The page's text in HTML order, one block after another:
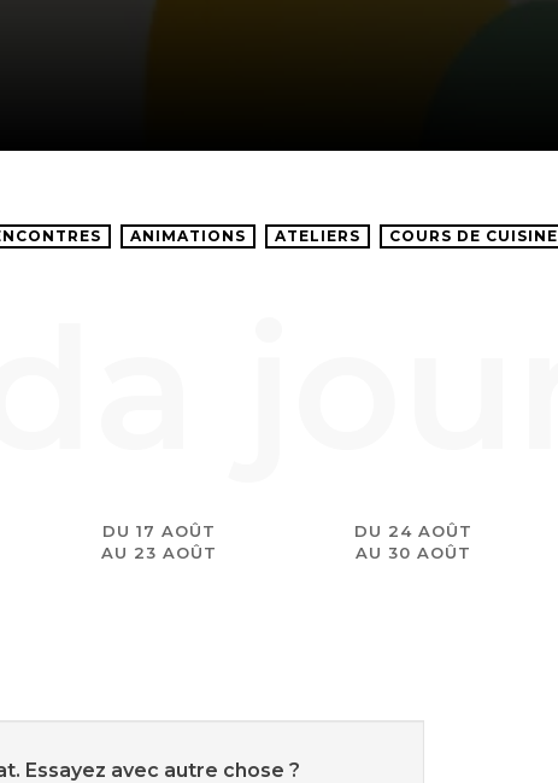
ANIMATIONS ATELIERS COURS DE CUISINE
DU 17 AOÛT
AU 23 AOÛT
DU 24 AOÛT
AU 30 AOÛT
Essayez avec autre chose ?